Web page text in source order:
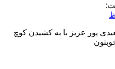
پور عزیز با به کشیدن کوچ